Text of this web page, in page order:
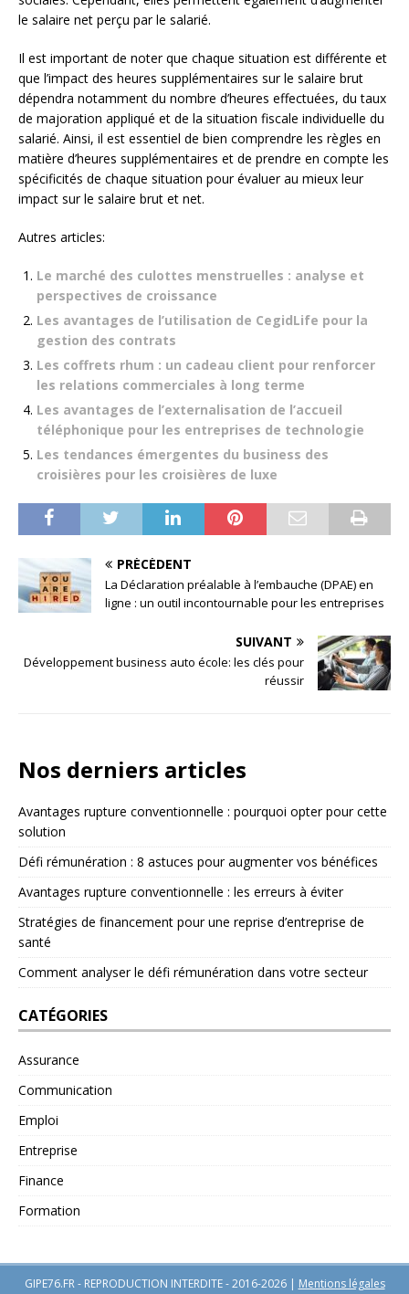
le salaire net perçu par le salarié.
Il est important de noter que chaque situation est différente et
que l’impact des heures supplémentaires sur le salaire brut
dépendra notamment du nombre d’heures effectuées, du taux
de majoration appliqué et de la situation fiscale individuelle du
salarié. Ainsi, il est essentiel de bien comprendre les règles en
matière d’heures supplémentaires et de prendre en compte les
spécificités de chaque situation pour évaluer au mieux leur
impact sur le salaire brut et net.
Autres articles:
Le marché des culottes menstruelles : analyse et
perspectives de croissance
Les avantages de l’utilisation de CegidLife pour la
gestion des contrats
Les coffrets rhum : un cadeau client pour renforcer
les relations commerciales à long terme
Les avantages de l’externalisation de l’accueil
téléphonique pour les entreprises de technologie
Les tendances émergentes du business des
croisières pour les croisières de luxe
PRÉCÉDENT
La Déclaration préalable à l’embauche (DPAE) en
ligne : un outil incontournable pour les entreprises
SUIVANT
Développement business auto école: les clés pour
réussir
Nos derniers articles
Avantages rupture conventionnelle : pourquoi opter pour cette
solution
Défi rémunération : 8 astuces pour augmenter vos bénéfices
Avantages rupture conventionnelle : les erreurs à éviter
Stratégies de financement pour une reprise d’entreprise de
santé
Comment analyser le défi rémunération dans votre secteur
CATÉGORIES
Assurance
Communication
Emploi
Entreprise
Finance
Formation
GIPE76.FR - REPRODUCTION INTERDITE - 2016-2026 | Mentions légales